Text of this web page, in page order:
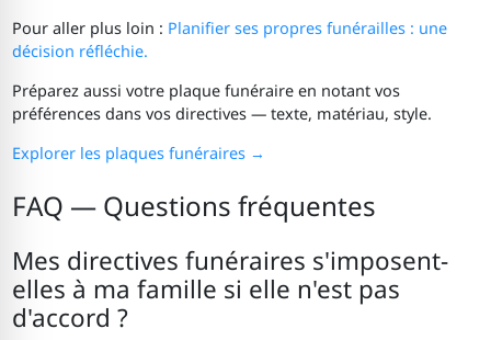
Pour aller plus loin : Planifier ses propres funérailles : une
décision réfléchie.
Préparez aussi votre plaque funéraire en notant vos
préférences dans vos directives — texte, matériau, style.
Explorer les plaques funéraires →
FAQ — Questions fréquentes
Mes directives funéraires s'imposent-
elles à ma famille si elle n'est pas
d'accord ?